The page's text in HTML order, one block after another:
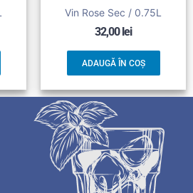
Vin Rose Sec / 0.75L
32,00lei
ADAUGĂ ÎN COȘ